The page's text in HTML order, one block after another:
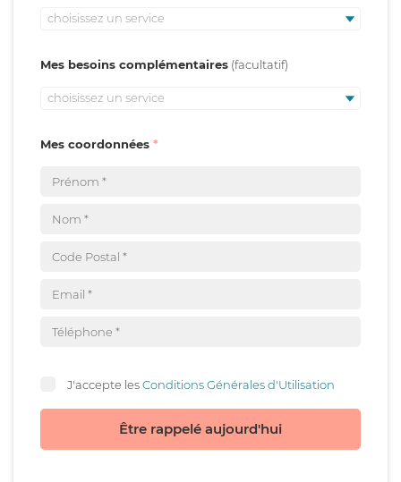
choisissez un service
Mes besoins complémentaires
choisissez un service
Mes coordonnées
J'accepte lesConditions Générales d'Utilisation
Être rappelé aujourd'hui